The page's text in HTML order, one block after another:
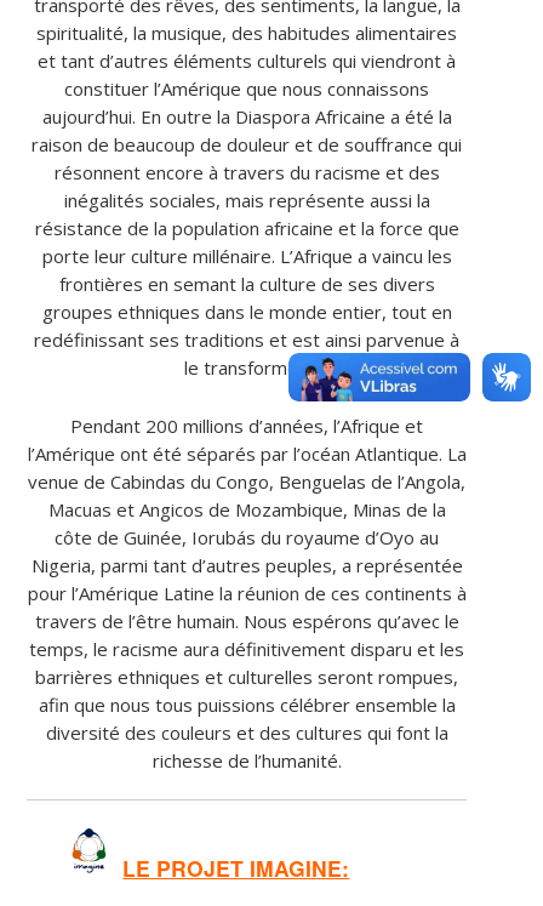
transporté des rêves, des sentiments, la langue, la
spiritualité, la musique, des habitudes alimentaires
et tant d’autres éléments culturels qui viendront à
constituer l’Amérique que nous connaissons
aujourd’hui. En outre la Diaspora Africaine a été la
raison de beaucoup de douleur et de souffrance qui
résonnent encore à travers du racisme et des
inégalités sociales, mais représente aussi la
résistance de la population africaine et la force que
porte leur culture millénaire. L’Afrique a vaincu les
frontières en semant la culture de ses divers
groupes ethniques dans le monde entier, tout en
redéfinissant ses traditions et est ainsi parvenue à
le transformer.
Pendant 200 millions d’années, l’Afrique et
l’Amérique ont été séparés par l’océan Atlantique. La
venue de Cabindas du Congo, Benguelas de l’Angola,
Macuas et Angicos de Mozambique, Minas de la
côte de Guinée, Iorubás du royaume d’Oyo au
Nigeria, parmi tant d’autres peuples, a représentée
pour l’Amérique Latine la réunion de ces continents à
travers de l’être humain. Nous espérons qu’avec le
temps, le racisme aura définitivement disparu et les
barrières ethniques et culturelles seront rompues,
afin que nous tous puissions célébrer ensemble la
diversité des couleurs et des cultures qui font la
richesse de l’humanité.
LE PROJET IMAGINE: